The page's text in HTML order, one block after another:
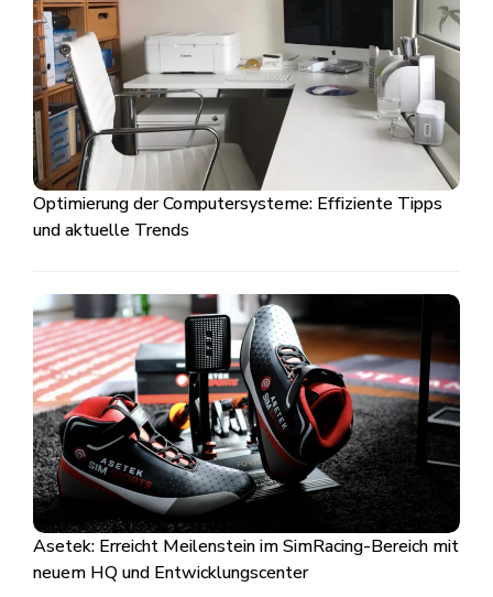
Optimierung der Computersysteme: Effiziente Tipps
und aktuelle Trends
Asetek: Erreicht Meilenstein im SimRacing-Bereich mit
neuem HQ und Entwicklungscenter